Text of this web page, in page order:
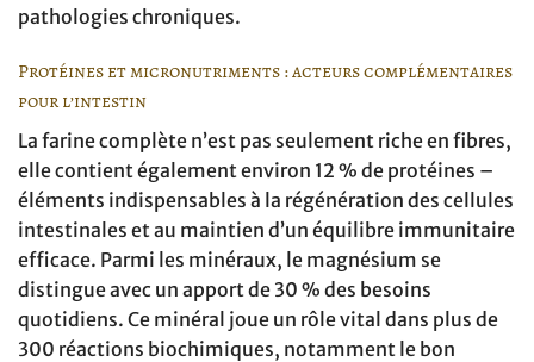
pathologies chroniques.
Protéines et micronutriments : acteurs complémentaires
pour l’intestin
La farine complète n’est pas seulement riche en fibres,
elle contient également environ 12 % de protéines –
éléments indispensables à la régénération des cellules
intestinales et au maintien d’un équilibre immunitaire
efficace. Parmi les minéraux, le magnésium se
distingue avec un apport de 30 % des besoins
quotidiens. Ce minéral joue un rôle vital dans plus de
300 réactions biochimiques, notamment le bon